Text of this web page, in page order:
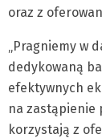
oraz z
„Pragniemy w
dedykowaną
efektywnych
na zastąpienie
korzystają z